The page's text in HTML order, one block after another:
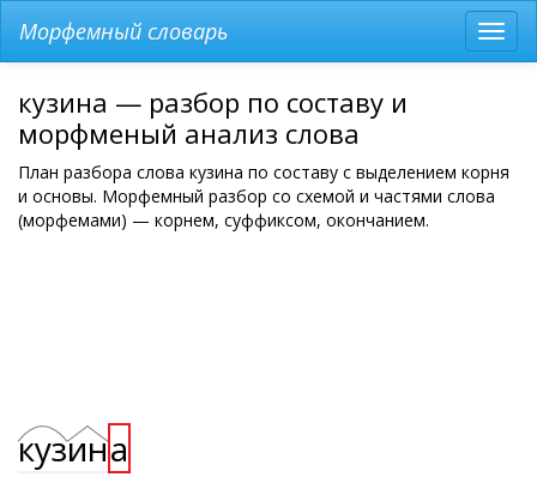
меню
Морфемный словарь
кузина — разбор по составу и
морфменый анализ слова
План разбора слова кузина по составу с выделением корня
и основы. Морфемный разбор со схемой и частями слова
(морфемами) — корнем, суффиксом, окончанием.
кузина